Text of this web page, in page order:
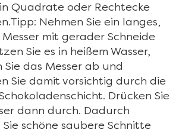
Quadrate oder Rechtecke
Nehmen Sie ein langes,
mit gerader Schneide
Sie es in heißem Wasser,
das Messer ab und
Sie damit vorsichtig durch die
Drücken Sie
dann durch. Dadurch
schöne saubere Schnitte